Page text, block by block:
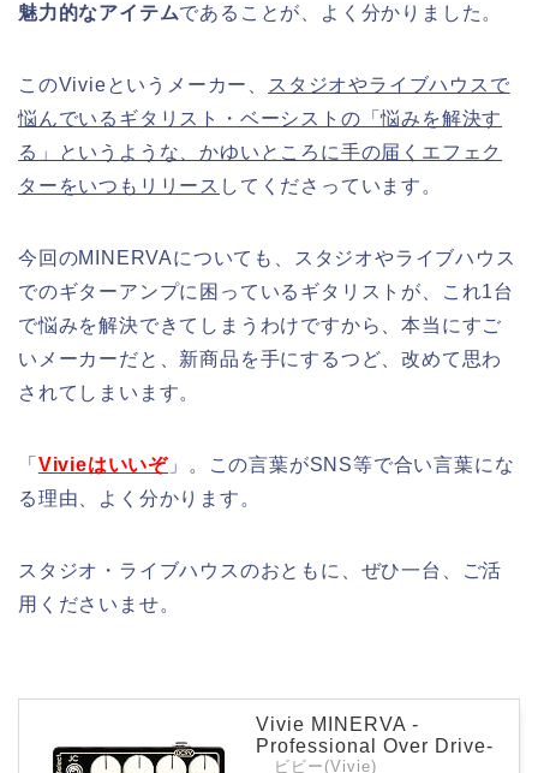
魅力的なアイテムであることが、よく分かりました。
このVivieというメーカー、
スタジオやライブハウスで
悩んでいるギタリスト・ベーシストの「悩みを解決す
る」というような、かゆいところに手の届くエフェク
ターをいつもリリース してくださっています。
今回のMINERVAについても、スタジオやライブハウス
でのギターアンプに困っているギタリストが、これ1台
で悩みを解決できてしまうわけですから、本当にすご
いメーカーだと、新商品を手にするつど、改めて思わ
されてしまいます。
「 Vivieはいいぞ」。この言葉がSNS等で合い言葉にな
る理由、よく分かります。
スタジオ・ライブハウスのおともに、ぜひ一台、ご活
用くださいませ。
Vivie MINERVA -
Professional Over Drive-
ビビー(Vivie)